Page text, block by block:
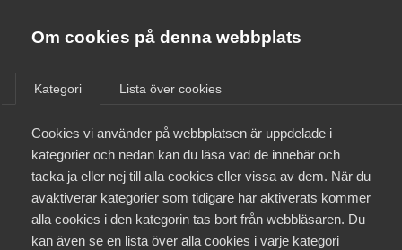
Om cookies på denna webbplats
Kategori Lista över cookies
Cookies vi använder på webbplatsen är uppdelade i
kategorier och nedan kan du läsa vad de innebär och
tacka ja eller nej till alla cookies eller vissa av dem. När du
avaktiverar kategorier som tidigare har aktiverats kommer
alla cookies i den kategorin tas bort från webbläsaren. Du
kan även se en lista över alla cookies i varje kategori
Almega Utbildning
Innovations­företagen
Kompetens­företagen
Medie­företagen
Om Almega
Aktuellt
Medlemskapet
Mina sidor
Promemorian
Skattereduktion för
reparation och underhåll av
vitvaror